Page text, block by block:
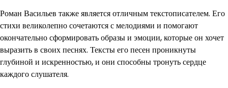
Роман Васильев также является отличным текстописателем. Его
стихи великолепно сочетаются с мелодиями и помогают
окончательно сформировать образы и эмоции, которые он хочет
выразить в своих песнях. Тексты его песен проникнуты
глубиной и искренностью, и они способны тронуть сердце
каждого слушателя.